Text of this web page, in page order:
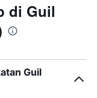
di Guil
Guil